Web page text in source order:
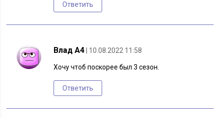
Ответить
Влад А4 | 10.08.2022 11:58
Хочу чтоб поскорее был 3 сезон.
Ответить